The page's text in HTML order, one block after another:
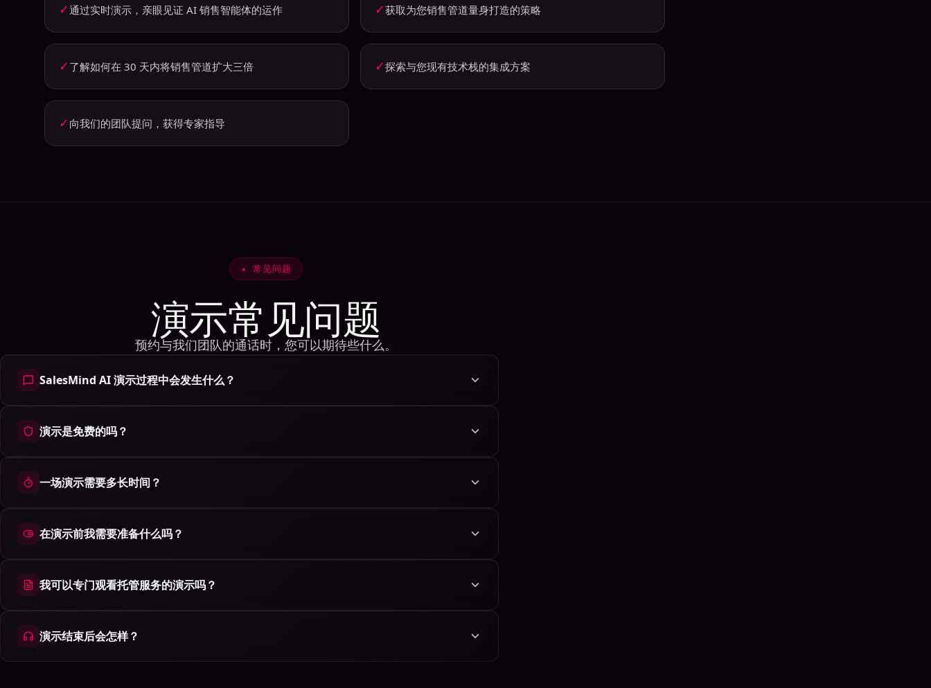
✓通过实时演示，亲眼见证 AI 销售智能体的运作 ✓获取为您销售管道量身打造的策略
✓ 了解如何在 30 天内将销售管道扩大三倍 ✓探索与您现有技术栈的集成方案
✓ 向我们的团队提问，获得专家指导
✦常见问题
演示常见问题
预约与我们团队的通话时，您可以期待些什么。
SalesMind AI 演示过程中会发生什么？
演示是免费的吗？
一场演示需要多长时间？
在演示前我需要准备什么吗？
我可以专门观看托管服务的演示吗？
演示结束后会怎样？